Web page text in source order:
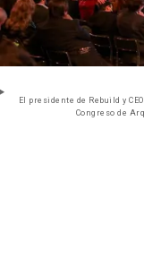
El presidente de Rebuild y
Congreso de